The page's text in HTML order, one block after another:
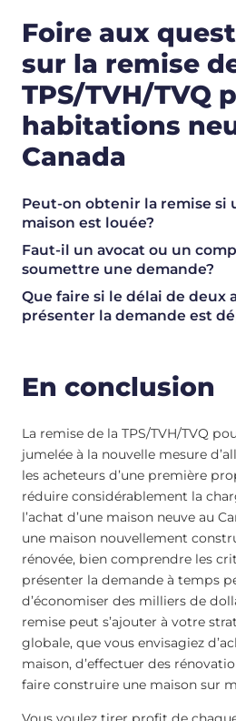
Foire aux
sur la remise
TPS/TVH/TVQ
habitations
Canada
Peut-on obtenir la remise si
maison est louée?
Faut-il un avocat ou un
soumettre une demande?
Que faire si le délai de deux
présenter la demande est
En conclusion
La remise de la TPS/TVH/TVQ
jumelée à la nouvelle mesure
les acheteurs d’une première
réduire considérablement la
l’achat d’une maison neuve au
une maison nouvellement
rénovée, bien comprendre les
présenter la demande à temps
d’économiser des milliers de
remise peut s’ajouter à votre
globale, que vous envisagiez
maison, d’effectuer des
faire construire une maison sur